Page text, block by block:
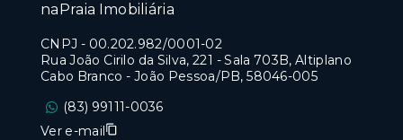
naPraia Imobiliária
CNPJ - 00.202.982/0001-02
Rua João Cirilo da Silva, 221 - Sala 703B, Altiplano
Cabo Branco - João Pessoa/PB, 58046-005
(83) 99111-0036
Ver e-mail